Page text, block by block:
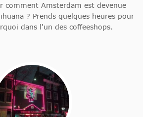
comment Amsterdam est devenue
? Prends quelques heures pour
dans l'un des coffeeshops.